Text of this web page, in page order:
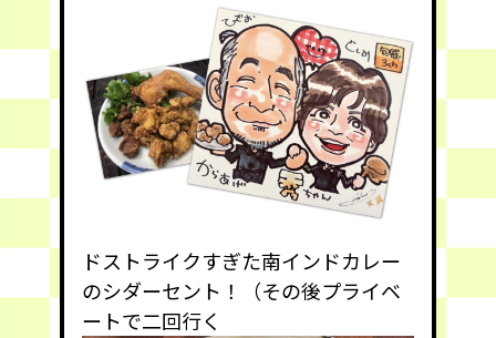
ドストライクすぎた南インドカレー
のシダーセント ！（その後プライベ
ートで二回行く